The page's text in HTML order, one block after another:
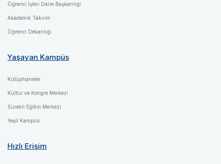
Öğrenci İşleri Daire Başkanlığı
Akademik Takvim
Öğrenci Dekanlığı
Yaşayan Kampüs
Kütüphaneler
Kültür ve Kongre Merkezi
Sürekli Eğitim Merkezi
Yeşil Kampüs
Hızlı Erişim